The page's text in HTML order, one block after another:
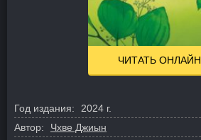
ЧИТАТЬ ОНЛАЙН
Год издания:
2024 г.
Автор:
Чхве Джиын